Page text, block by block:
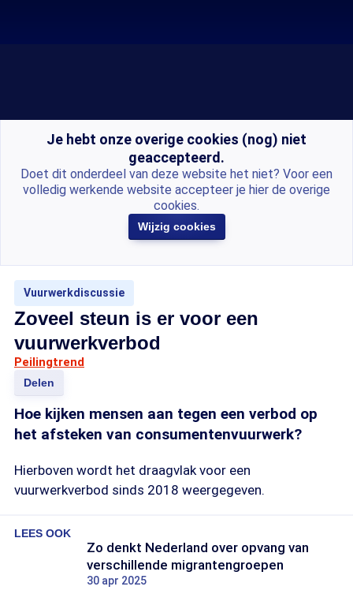
Je hebt onze overige cookies (nog) niet
geaccepteerd.
Doet dit onderdeel van deze website het niet? Voor een
volledig werkende website accepteer je hier de overige
cookies.
Wijzig cookies
Vuurwerkdiscussie
Zoveel steun is er voor een
vuurwerkverbod
Peilingtrend
Delen
Hoe kijken mensen aan tegen een verbod op
het afsteken van consumentenvuurwerk?
Hierboven wordt het draagvlak voor een
vuurwerkverbod sinds 2018 weergegeven.
LEES OOK
Zo denkt Nederland over opvang van
verschillende migrantengroepen
30 apr 2025